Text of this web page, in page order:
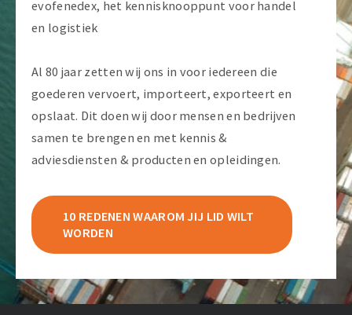
evofenedex, het kennisknooppunt voor handel
en logistiek
Al 80 jaar zetten wij ons in voor iedereen die
goederen vervoert, importeert, exporteert en
opslaat. Dit doen wij door mensen en bedrijven
samen te brengen en met kennis &
adviesdiensten & producten en opleidingen.
10 REDENEN WAAROM JIJ LID WILT
WORDEN